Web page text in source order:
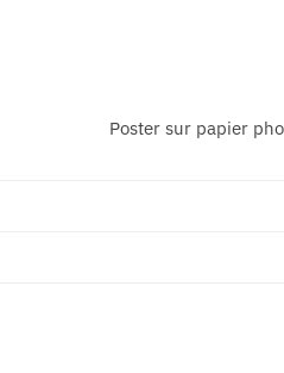
Poster sur papier